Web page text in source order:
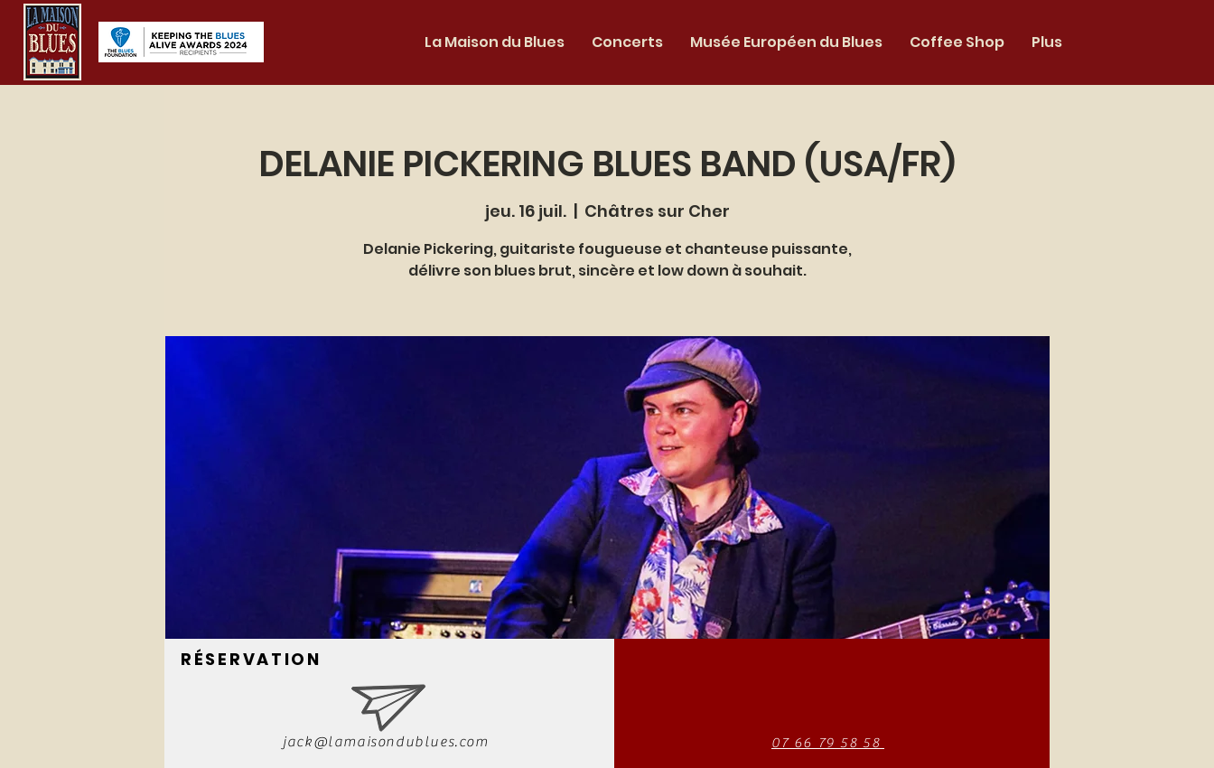
La Maison du Blues Concerts Musée Européen du Blues Coffee Shop Plus
DELANIE PICKERING BLUES BAND (USA/FR)
jeu. 16 juil.
  |
Châtres sur Cher
Delanie Pickering, guitariste fougueuse et chanteuse puissante,
délivre son blues brut, sincère et low down à souhait.
jack@lamaisondublues.com 07 66 79 58 58
RÉSERVATION